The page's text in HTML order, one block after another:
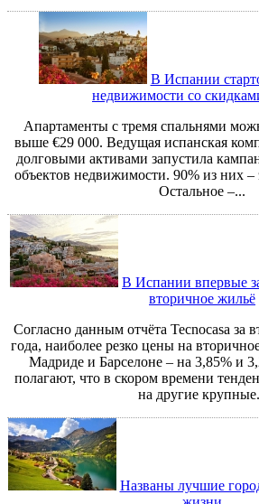
В Испании
недвижимости со
Апартаменты с тремя спальнями
выше €29 000. Ведущая испанская
долговыми активами запустила
объектов недвижимости. 90% из них –
Остальное –...
В Испании впервые
вторичное жильё
Согласно данным отчёта Tecnocasa за
года, наиболее резко цены на
Мадриде и Барселоне – на 3,85% и
полагают, что в скором времени
на другие
Названы лучшие